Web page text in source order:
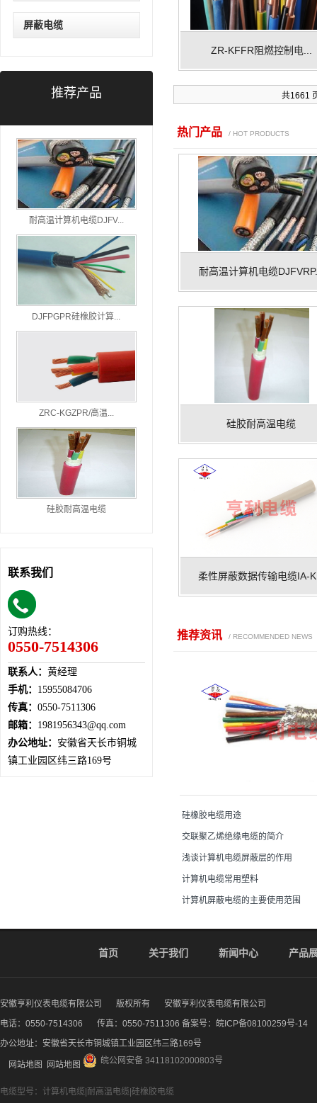
ZR-KFFR阻燃控制电...
共1661
热门产品 / HOT PRODUCTS
耐高温计算机电缆
硅胶耐高温电缆
柔性屏蔽数据传输电缆IA-
推荐资讯 / RECOMMENDED NEWS
硅橡胶电缆用途
交联聚乙烯绝缘电缆的简介
浅谈计算机电缆屏蔽层的作用
计算机电缆常用塑料
计算机屏蔽电缆的主要使用范围
屏蔽电缆
推荐产品
耐高温计算机电缆DJFV...
DJFPGPR硅橡胶计算...
ZRC-KGZPR/高温...
硅胶耐高温电缆
联系我们
订购热线：
0550-7514306
联系人： 黄经理
手机： 15955084706
传真： 0550-7511306
邮箱： 1981956343@qq.com
办公地址： 安徽省天长市铜城
镇工业园区纬三路169号
首页 关于我们 新闻中心 产品
安徽亨利仪表电缆有限公司 版权所有
安徽亨利仪表电缆有限公司
电话：0550-7514306
传真：0550-7511306 备案号： 皖ICP备08100259号-14
办公地址：安徽省天长市铜城镇工业园区纬三路169号
网站地图 网站地图 皖公网安备 34118102000803号
电缆型号：计算机电缆|耐高温电缆|硅橡胶电缆